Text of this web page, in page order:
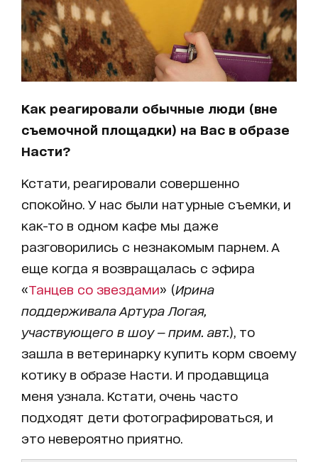
Как реагировали обычные люди (вне
съемочной площадки) на Вас в образе
Насти?
Кстати, реагировали совершенно
спокойно. У нас были натурные съемки, и
как-то в одном кафе мы даже
разговорились с незнакомым парнем. А
еще когда я возвращалась с эфира
«Танцев со звездами» (Ирина
поддерживала Артура Логая,
участвующего в шоу — прим. авт.), то
зашла в ветеринарку купить корм своему
котику в образе Насти. И продавщица
меня узнала. Кстати, очень часто
подходят дети фотографироваться, и
это невероятно приятно.